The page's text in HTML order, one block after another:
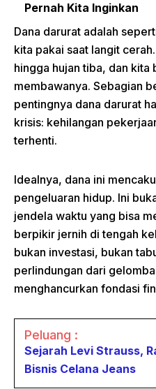
Pernah Kita Inginkan
Dana darurat adalah
kita pakai saat langit
hingga hujan tiba, dan kita
membawanya. Sebagian
pentingnya dana darurat
krisis: kehilangan
terhenti.
Idealnya, dana ini
pengeluaran hidup. Ini
jendela waktu yang bisa
berpikir jernih di tengah
bukan investasi, bukan
perlindungan dari
menghancurkan fondasi
Peluang :
Sejarah Levi Strauss,
Bisnis Celana Jeans